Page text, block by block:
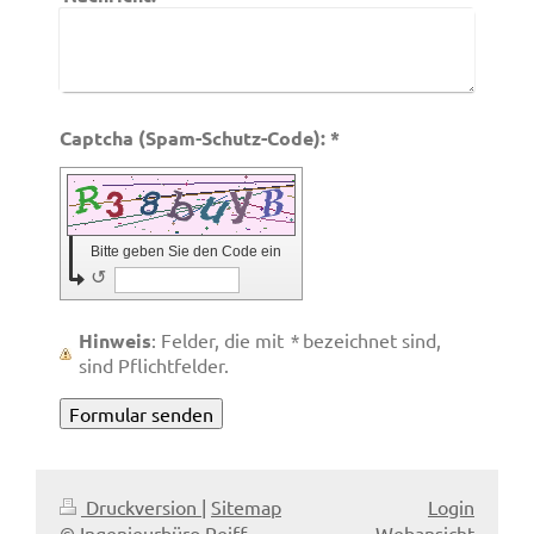
Captcha (Spam-Schutz-Code): *
Bitte geben Sie den Code ein
↺
Hinweis : Felder, die mit *bezeichnet sind,
sind Pflichtfelder.
Druckversion | Sitemap
Login